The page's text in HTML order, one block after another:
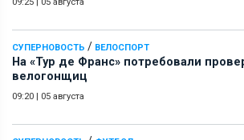
СУПЕРНОВОСТЬ / ВЕЛОСПОРТ
На «Тур де Франс» потребовали
велогонщиц
09:20 | 05 августа